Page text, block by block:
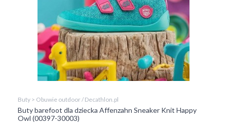
Buty > Obuwie outdoor / Decathlon.pl
Buty barefoot dla dziecka Affenzahn Sneaker Knit Happy
Owl (00397-30003)